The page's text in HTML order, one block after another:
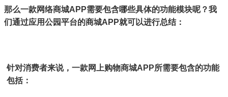
那么一款网络商城APP需要包含哪些具体的功能模块呢？我
们通过应用公园平台的商城APP就可以进行总结：
针对消费者来说，一款网上购物商城APP所需要包含的功能
包括：